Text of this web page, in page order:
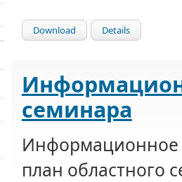
Download Details
семинара
план областного